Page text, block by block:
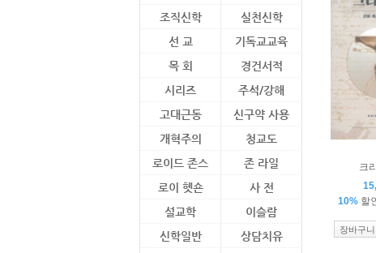
조직신학
실천신학
선 교
기독교교육
목 회
경건서적
시리즈
주석/강해
고대근동
신구약 사용
개혁주의
청교도
로이드 존스
존 라일
로이 헷숀
사 전
설교학
이슬람
신학일반
상담치유
크
10% 할
장바구니